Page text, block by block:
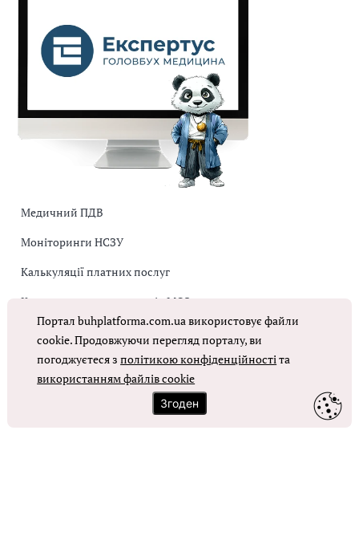
Медичний ПДВ
Моніторинги НСЗУ
Калькуляції платних послуг
Коригувальна накладна від МОЗ
Оплата праці в КНП
ОТРИМАТИ ДОСТУП
Портал buhplatforma.com.ua використовує файли
cookie. Продовжуючи перегляд порталу, ви
погоджуєтеся зполітикою конфіденційностіта
використанням файлів cookie
Згоден